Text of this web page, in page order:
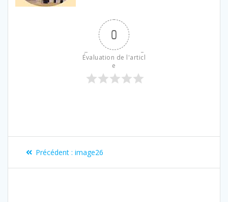
0
Évaluation de l'articl
e
Précédent : image26